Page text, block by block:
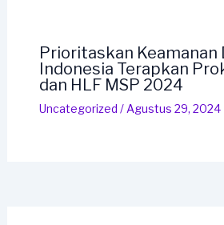
Prioritaskan Keamanan
Indonesia Terapkan
dan HLF MSP 2024
Uncategorized / Agustus 29, 2024